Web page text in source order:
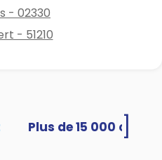
- 02330
- 51210